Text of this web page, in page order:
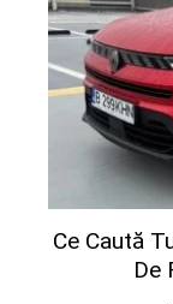
Ce Caută
De